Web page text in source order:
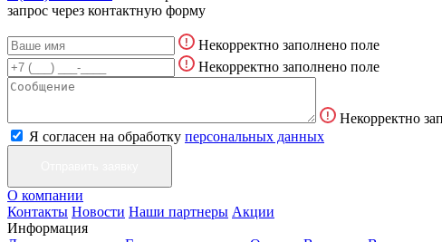
запрос через контактную форму
Некорректно заполнено поле
Некорректно заполнено поле
Некорректно
Я согласен на обработку персональных данных
О компании
Контакты Новости Наши партнеры Акции
Информация